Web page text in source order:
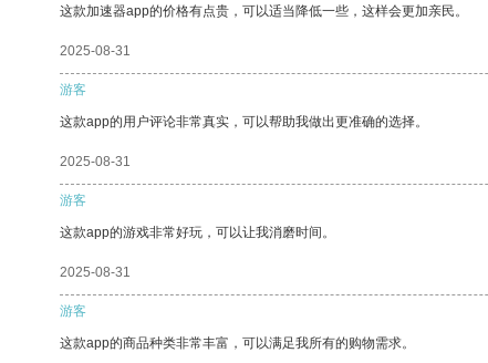
这款加速器app的价格有点贵，可以适当降低一些，这样会更加亲民。
2025-08-31
游客
这款app的用户评论非常真实，可以帮助我做出更准确的选择。
2025-08-31
游客
这款app的游戏非常好玩，可以让我消磨时间。
2025-08-31
游客
这款app的商品种类非常丰富，可以满足我所有的购物需求。